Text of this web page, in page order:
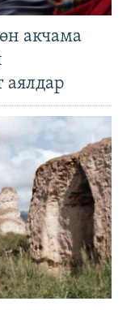
акчама
аялдар